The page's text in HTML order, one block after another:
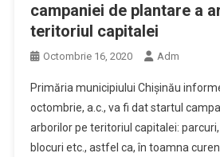
campaniei de plantare a
teritoriul capitalei
Octombrie 16, 2020 Adm
Primăria municipiului Chișinău
octombrie, a.c., va fi dat startul
arborilor pe teritoriul capitalei:
blocuri etc., astfel ca, în toamna